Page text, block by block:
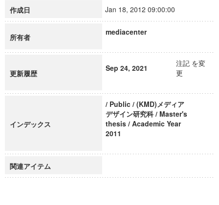
作成日 Jan 18, 2012 09:00:00
所有者
mediacenter
更新履歴
Sep 24, 2021
注記 を変
更
インデックス
/ Public / (KMD)メディア
デザイン研究科 / Master's
thesis / Academic Year
2011
関連アイテム